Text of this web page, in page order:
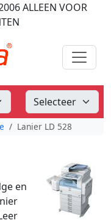
ALLEEN VOOR
Lanier LD 528
en